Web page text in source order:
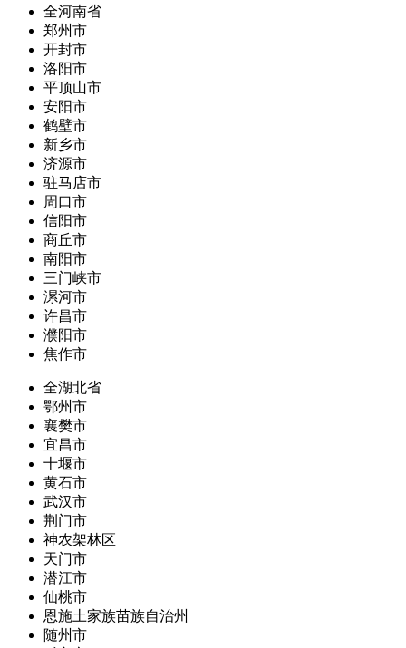
全河南省
郑州市
开封市
洛阳市
平顶山市
安阳市
鹤壁市
新乡市
济源市
驻马店市
周口市
信阳市
商丘市
南阳市
三门峡市
漯河市
许昌市
濮阳市
焦作市
全湖北省
鄂州市
襄樊市
宜昌市
十堰市
黄石市
武汉市
荆门市
神农架林区
天门市
潜江市
仙桃市
恩施土家族苗族自治州
随州市